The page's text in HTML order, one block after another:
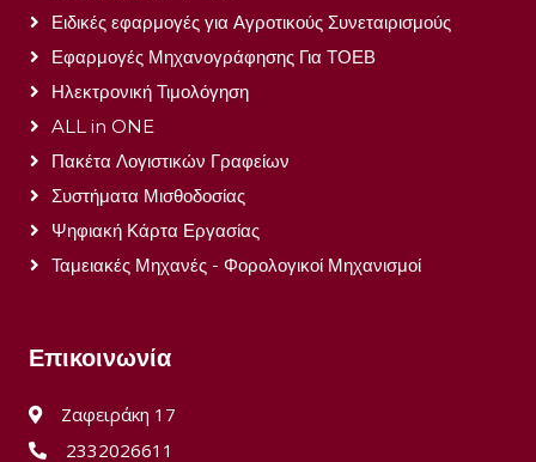
Ειδικές εφαρμογές για Αγροτικούς Συνεταιρισμούς
Εφαρμογές Μηχανογράφησης Για ΤΟΕΒ
Ηλεκτρονική Τιμολόγηση
ALL in ONE
Πακέτα Λογιστικών Γραφείων
Συστήματα Μισθοδοσίας
Ψηφιακή Κάρτα Εργασίας
Ταμειακές Μηχανές - Φορολογικοί Μηχανισμοί
Επικοινωνία
Ζαφειράκη 17
2332026611